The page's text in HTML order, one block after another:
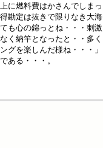
に燃料費はかさんでしまっ
勘定は抜きで限りなき大海
も心の錦っとね・・・刺激
く納竿となったと・・多く
グを楽しんだ様ね・・・」
ある・・・。